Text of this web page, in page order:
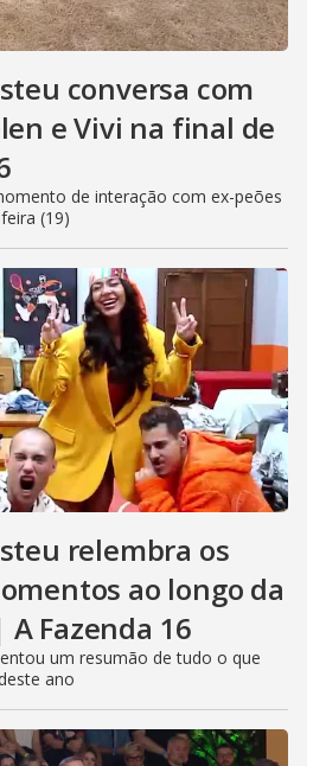
conversa com
e Vivi na final de
de interação com ex-peões
(19)
relembra os
ao longo da
Fazenda 16
um resumão de tudo o que
ano